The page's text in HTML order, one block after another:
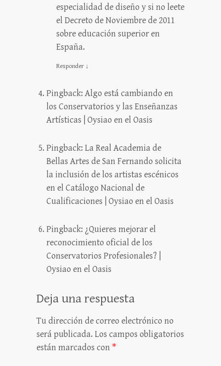
especialidad de diseño y si no leete
el Decreto de Noviembre de 2011
sobre educación superior en
España.
Responder ↓
Pingback: Algo está cambiando en
los Conservatorios y las Enseñanzas
Artísticas | Oysiao en el Oasis
Pingback: La Real Academia de
Bellas Artes de San Fernando solicita
la inclusión de los artistas escénicos
en el Catálogo Nacional de
Cualificaciones | Oysiao en el Oasis
Pingback: ¿Quieres mejorar el
reconocimiento oficial de los
Conservatorios Profesionales? |
Oysiao en el Oasis
Deja una respuesta
Tu dirección de correo electrónico no
será publicada. Los campos obligatorios
están marcados con *